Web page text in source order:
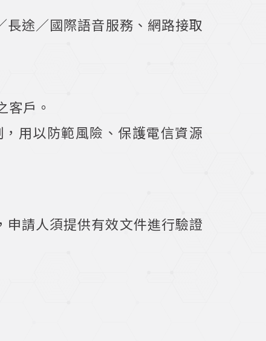
途／國際語音服務、網路接取
戶。
用以防範風險、保護電信資源
請人須提供有效文件進行驗證